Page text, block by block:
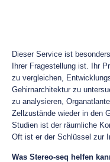
Dieser Service ist
Ihrer Fragestellung ist. Ihr
zu vergleichen,
Gehirnarchitektur zu
zu analysieren,
Zellzustände wieder in den
Studien ist der räumliche
Oft ist er der Schlüssel zur
Was Stereo-seq helfen